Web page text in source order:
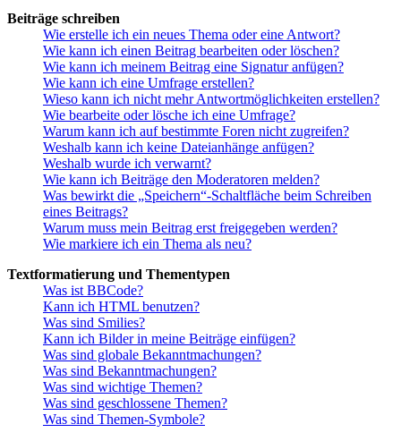
Beiträge schreiben
Wie erstelle ich ein neues Thema oder eine Antwort?
Wie kann ich einen Beitrag bearbeiten oder löschen?
Wie kann ich meinem Beitrag eine Signatur anfügen?
Wie kann ich eine Umfrage erstellen?
Wieso kann ich nicht mehr Antwortmöglichkeiten erstellen?
Wie bearbeite oder lösche ich eine Umfrage?
Warum kann ich auf bestimmte Foren nicht zugreifen?
Weshalb kann ich keine Dateianhänge anfügen?
Weshalb wurde ich verwarnt?
Wie kann ich Beiträge den Moderatoren melden?
Was bewirkt die „Speichern“-Schaltfläche beim Schreiben
eines Beitrags?
Warum muss mein Beitrag erst freigegeben werden?
Wie markiere ich ein Thema als neu?
Textformatierung und Thementypen
Was ist BBCode?
Kann ich HTML benutzen?
Was sind Smilies?
Kann ich Bilder in meine Beiträge einfügen?
Was sind globale Bekanntmachungen?
Was sind Bekanntmachungen?
Was sind wichtige Themen?
Was sind geschlossene Themen?
Was sind Themen-Symbole?